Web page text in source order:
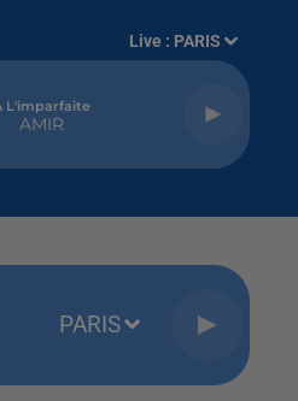
Live : PARIS
L'imparfaite
AMIR
PARIS